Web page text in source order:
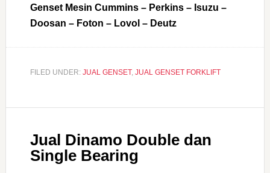
Genset Mesin Cummins – Perkins – Isuzu –
Doosan – Foton – Lovol – Deutz
FILED UNDER: JUAL GENSET, JUAL GENSET FORKLIFT
Jual Dinamo Double dan
Single Bearing